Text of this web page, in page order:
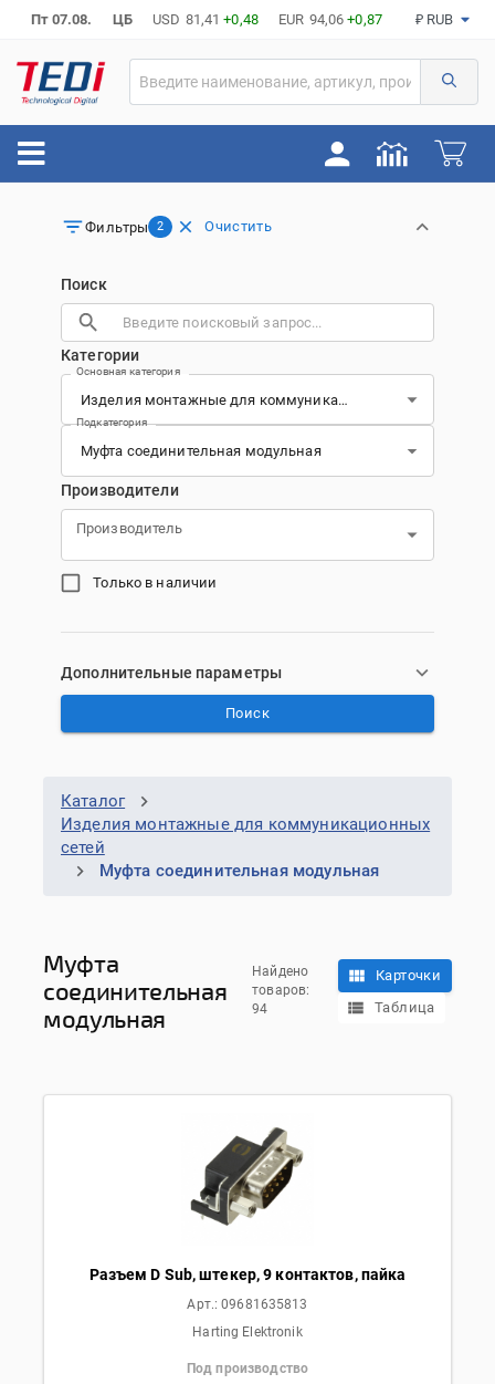
Пт 07.08. ЦБ USD 81,41 +0,48 EUR 94,06 +0,87 ₽ RUB
Фильтры 2 Очистить
Поиск
Категории
Основная категория
Подкатегория
Производители
Производитель
Только в наличии
Дополнительные параметры
Поиск
Каталог
Изделия монтажные для коммуникационных
сетей
Муфта соединительная модульная
Муфта
соединительная
модульная
Найдено
товаров:
94
Карточки
Таблица
Разъем D Sub, штекер, 9 контактов, пайка
Арт.:09681635813
Harting Elektronik
Под производство